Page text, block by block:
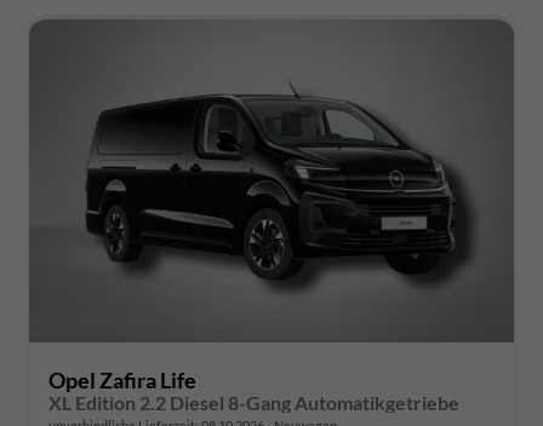
Opel Zafira Life
XL Edition 2.2 Diesel 8-Gang Automatikgetriebe